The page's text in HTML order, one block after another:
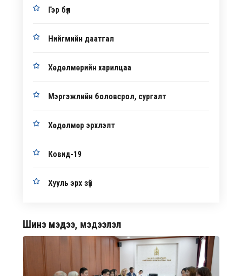
Гэр бүл
Нийгмийн даатгал
Хөдөлмөрийн харилцаа
Мэргэжлийн боловсрол, сургалт
Хөдөлмөр эрхлэлт
Ковид-19
Хууль эрх зүй
Шинэ мэдээ, мэдээлэл